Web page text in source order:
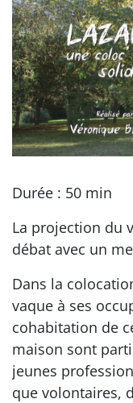
Durée : 50 min
La projection du
débat avec un
Dans la
vaque à ses
cohabitation de
maison sont
jeunes
que volontaires,